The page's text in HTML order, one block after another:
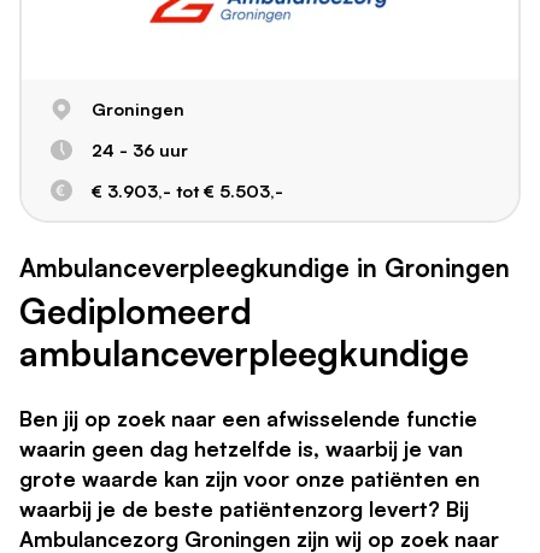
Groningen
24 - 36 uur
€ 3.903,- tot € 5.503,-
Ambulanceverpleegkundige in Groningen
Gediplomeerd
ambulanceverpleegkundige
Ben jij op zoek naar een afwisselende functie
waarin geen dag hetzelfde is, waarbij je van
grote waarde kan zijn voor onze patiënten en
waarbij je de beste patiëntenzorg levert? Bij
Ambulancezorg Groningen zijn wij op zoek naar